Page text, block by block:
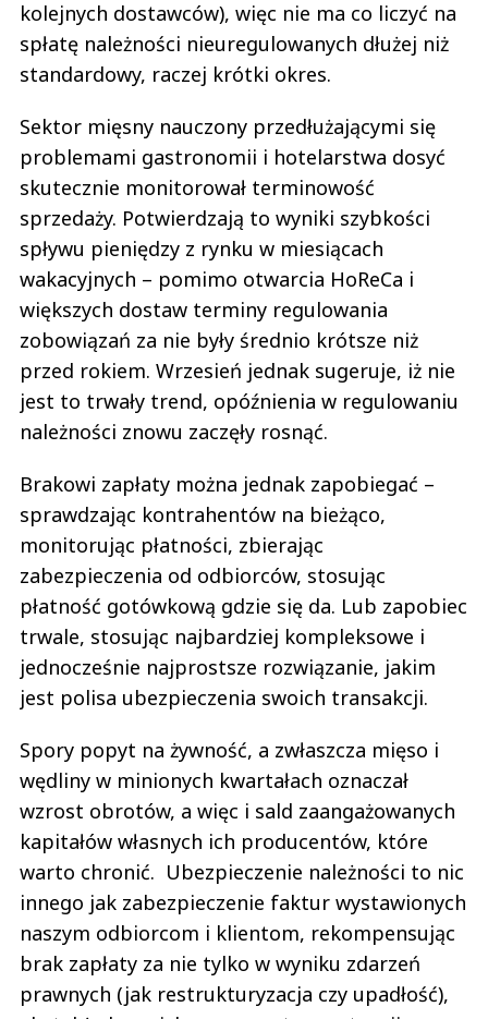
kolejnych dostawców), więc nie ma co liczyć na
spłatę należności nieuregulowanych dłużej niż
standardowy, raczej krótki okres.
Sektor mięsny nauczony przedłużającymi się
problemami gastronomii i hotelarstwa dosyć
skutecznie monitorował terminowość
sprzedaży. Potwierdzają to wyniki szybkości
spływu pieniędzy z rynku w miesiącach
wakacyjnych – pomimo otwarcia HoReCa i
większych dostaw terminy regulowania
zobowiązań za nie były średnio krótsze niż
przed rokiem. Wrzesień jednak sugeruje, iż nie
jest to trwały trend, opóźnienia w regulowaniu
należności znowu zaczęły rosnąć.
Brakowi zapłaty można jednak zapobiegać –
sprawdzając kontrahentów na bieżąco,
monitorując płatności, zbierając
zabezpieczenia od odbiorców, stosując
płatność gotówkową gdzie się da. Lub zapobiec
trwale, stosując najbardziej kompleksowe i
jednocześnie najprostsze rozwiązanie, jakim
jest polisa ubezpieczenia swoich transakcji.
Spory popyt na żywność, a zwłaszcza mięso i
wędliny w minionych kwartałach oznaczał
wzrost obrotów, a więc i sald zaangażowanych
kapitałów własnych ich producentów, które
warto chronić. Ubezpieczenie należności to nic
innego jak zabezpieczenie faktur wystawionych
naszym odbiorcom i klientom, rekompensując
brak zapłaty za nie tylko w wyniku zdarzeń
prawnych (jak restrukturyzacja czy upadłość),